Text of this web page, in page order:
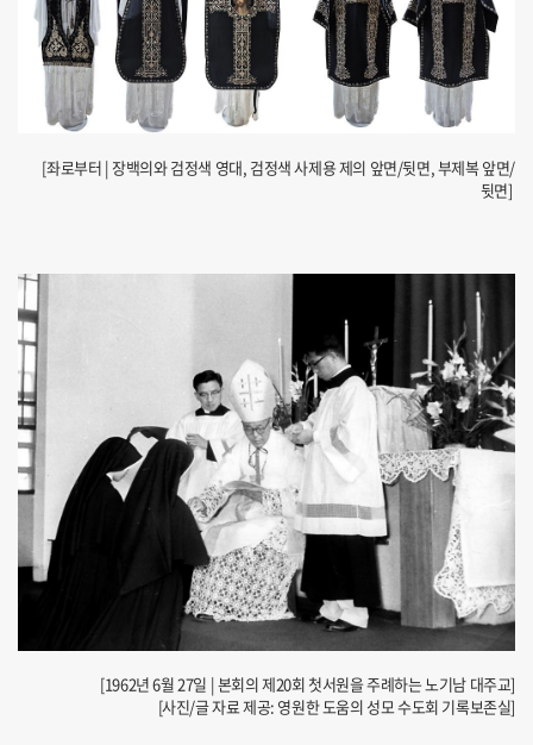
[좌로부터 | 장백의와 검정색 영대, 검정색 사제용 제의 앞면/뒷면, 부제복 앞면/
뒷면]
[1962년 6월 27일 | 본회의 제20회 첫서원을 주례하는 노기남 대주교]
[사진/글 자료 제공: 영원한 도움의 성모 수도회 기록보존실]